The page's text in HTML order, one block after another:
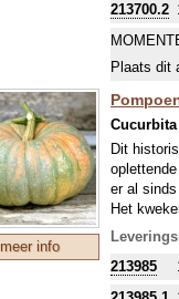
worden
namen
soorten,
duidelijk
213700.2
Plaats dit
meer info
Dit
er al
Het
bewaren
inzetbaar
213985